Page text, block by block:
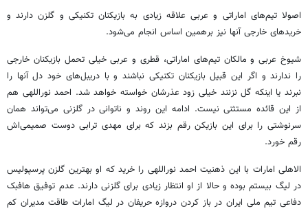
اصولا تیم‌های اماراتی و عربی علاقه زیادی به بازیکنان تکنیکی و گلزن دارند و
خریدهای خارجی آنها نیز برهمین اساس انجام می‌شود.
شیوخ عربی و مالکان تیم‌های اماراتی، قطری و عربی خیلی تحمل بازیکنان خارجی
را ندارند و اگر این قبیل بازیکنان تکنیکی نباشند و با دریبل‌های خود دل آنها را
نبرند یا اینکه گل نزنند خیلی زود عذرشان خواسته خواهد شد. احمد نوراللهی هم
از این قائده مستثنی نیست. ادامه این روند و ناتوانی در گلزنی می‌تواند همان
سرنوشتی را برای این بازیکن رقم بزند که برای مهدی ترابی دوست صمیمی‌اش
رقم خورد.
الاهلی امارات با این ذهنیت احمد نوراللهی را خرید که او بهترین گلزن پرسپولیس
در لیگ بیستم بوده و حالا از او انتظار زیادی برای گلزنی دارند. عدم توفیق هافبک
دفاعی تیم ملی ایران در باز کردن دروازه حریفان در لیگ امارات طاقت مدیران کم